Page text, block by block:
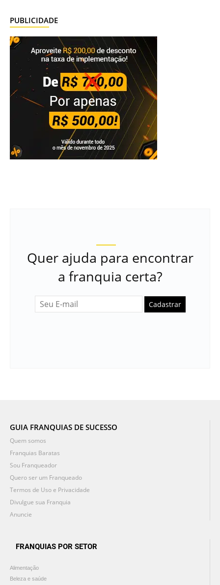
PUBLICIDADE
Quer ajuda para encontrar
a franquia certa?
Cadastrar
GUIA FRANQUIAS DE SUCESSO
Quem somos
Franquias Baratas
Sou Franqueador
Quero ser um Franqueado
Termos de Uso e Privacidade
Divulgue sua Franquia
Anuncie
FRANQUIAS POR SETOR
Alimentação
Beleza e saúde